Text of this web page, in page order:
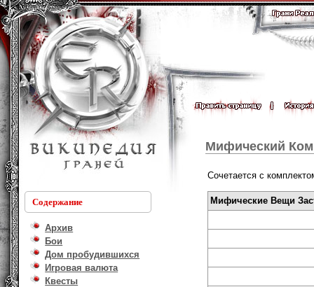
Содержание
Архив
Бои
Дом пробудившихся
Игровая валюта
Квесты
Мифический
Сочетается с
Мифические Вещи